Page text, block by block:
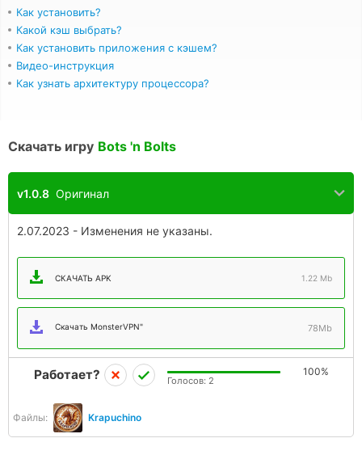
Как установить?
Какой кэш выбрать?
Как установить приложения с кэшем?
Видео-инструкция
Как узнать архитектуру процессора?
Скачать игру Bots 'n Bolts
v1.0.8 Оригинал
2.07.2023 - Изменения не указаны.
СКАЧАТЬ APK 1.22 Mb
Скачать MonsterVPN" 78Mb
Файлы: Krapuchino
Работает? 100%
Голосов: 2